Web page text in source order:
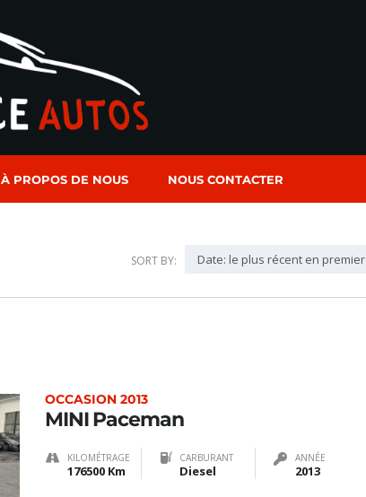
À PROPOS DE NOUS NOUS CONTACTER
SORT BY: Date: le plus récent en premier
OCCASION 2013
MINI Paceman
KILOMÉTRAGE
176500 Km
CARBURANT
Diesel
ANNÉE
2013